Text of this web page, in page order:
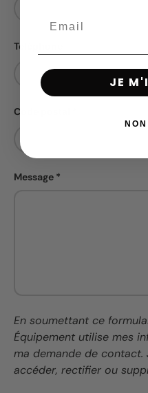
Téléphone
Code postal
Message
En soumettant ce
Équipement utilise mes
ma demande de
accéder, rectifier ou
JE